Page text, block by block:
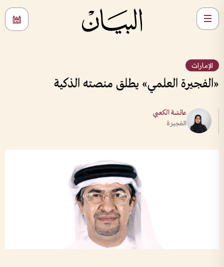
الإمارات
«الفجيرة العلمي» يطلق منصته الذكية
عائشة الكعبي
الفجيرة